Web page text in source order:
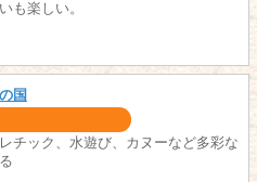
も楽しい。
国
チック、水遊び、カヌーなど多彩な